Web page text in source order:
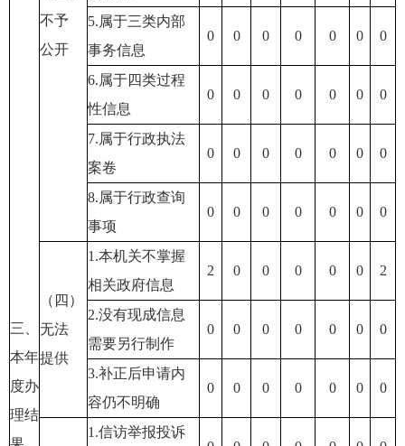
三、
本年
度办
理结
不予
公开
5.属于三类内部
事务信息
0 0 0 0 0 0 0
6.属于四类过程
性信息
0 0 0 0 0 0 0
7.属于行政执法
案卷
0 0 0 0 0 0 0
8.属于行政查询
事项
0 0 0 0 0 0 0
（四）
无法
提供
1.本机关不掌握
相关政府信息
2 0 0 0 0 0 2
2.没有现成信息
需要另行制作
0 0 0 0 0 0 0
3.补正后申请内
容仍不明确
0 0 0 0 0 0 0
1.信访举报投诉